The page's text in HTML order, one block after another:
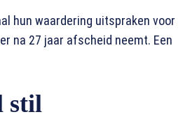
hun waardering uitspraken voor
na 27 jaar afscheid neemt. Een
stil